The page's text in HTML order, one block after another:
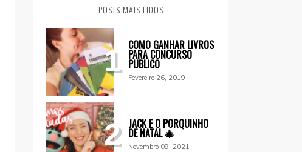
POSTS MAIS LIDOS
1 COMO GANHAR LIVROS
PARA CONCURSO
PÚBLICO
Fevereiro 26, 2019
2 JACK E O PORQUINHO
DE NATAL 🎄
Novembro 09, 2021